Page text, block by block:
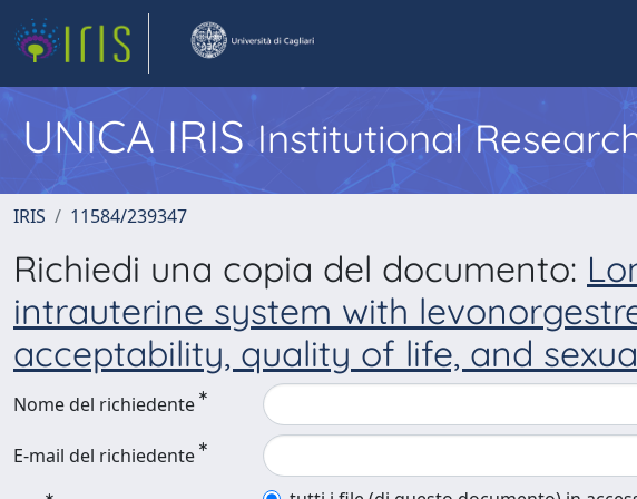
UNICA IRISInstitutional
IRIS 11584/239347
Richiedi una copia del documento:
intrauterine system with
acceptability, quality of life, and
Nome del richiedente
E-mail del richiedente